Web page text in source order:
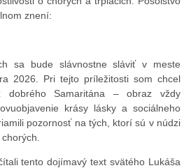
znení:
sa bude slávnostne sláviť v meste
2026. Pri tejto príležitosti som chcel
dobrého Samaritána – obraz vždy
krásy lásky a sociálneho
pozornosť na tých, ktorí sú v núdzi
tento dojímavý text svätého Lukáša